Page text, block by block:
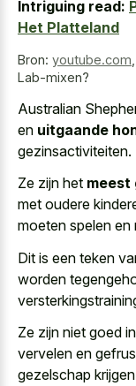
Intriguing read:
Het Platteland
Bron: youtube.com,
Lab-mixen?
Australian
en uitgaande
gezinsactiviteiten.
Ze zijn het meest
met oudere
moeten spelen en
Dit is een teken
worden
Ze zijn niet goed
vervelen en
gezelschap